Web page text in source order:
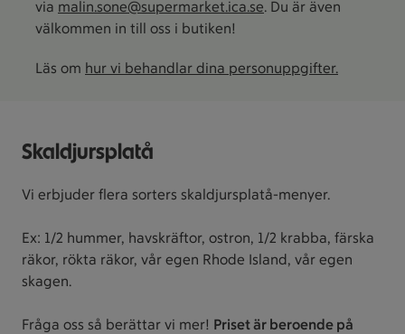
via malin.sone@supermarket.ica.se. Du är även
välkommen in till oss i butiken!
Läs om hur vi behandlar dina personuppgifter.
Skaldjursplatå
Vi erbjuder flera sorters skaldjursplatå-menyer.
Ex: 1/2 hummer, havskräftor, ostron, 1/2 krabba, färska
räkor, rökta räkor, vår egen Rhode Island, vår egen
skagen.
Fråga oss så berättar vi mer! Priset är beroende på